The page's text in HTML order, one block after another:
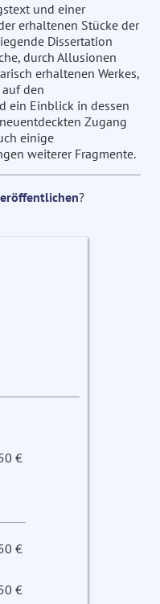
und einer
erhaltenen Stücke der
Dissertation
durch Allusionen
erhaltenen Werkes,
den
ein Einblick in dessen
Zugang
einige
weiterer Fragmente.
?
€
€
€